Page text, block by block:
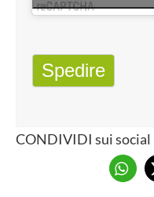
Spedire
CONDIVIDI sui social